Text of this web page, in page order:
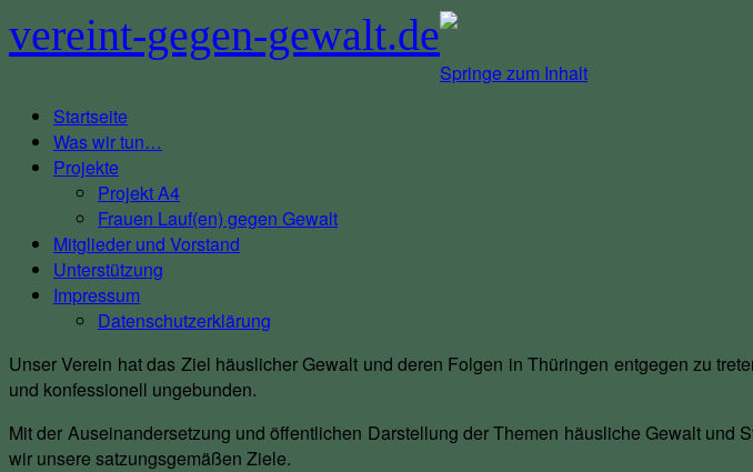
vereint-gegen-gewalt.de
Springe zum Inhalt
Startseite
Was wir tun…
Projekte
Projekt A4
Frauen Lauf(en) gegen Gewalt
Mitglieder und Vorstand
Unterstützung
Impressum
Datenschutzerklärung
Unser Verein hat das Ziel häuslicher Gewalt und deren Folgen in Thüringen entgegen zu
und konfessionell ungebunden.
Mit der Auseinandersetzung und öffentlichen Darstellung der Themen häusliche Gewalt
wir unsere satzungsgemäßen Ziele.